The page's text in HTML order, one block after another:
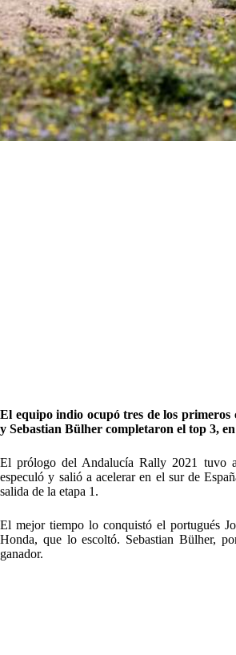
El equipo indio ocupó tres de los
y Sebastian Bülher completaron el top 3,
El prólogo del Andalucía Rally 2021 tuvo
especuló y salió a acelerar en el sur de
salida de la etapa 1.
El mejor tiempo lo conquistó el portugués
Honda, que lo escoltó. Sebastian Bülher,
ganador.